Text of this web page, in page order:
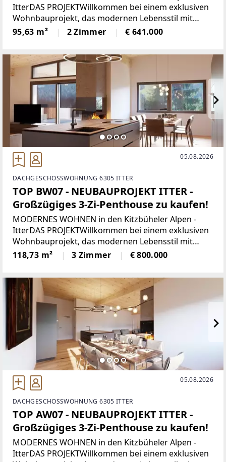
ItterDAS PROJEKTWillkommen bei einem exklusiven
Wohnbauprojekt, das modernen Lebensstil mit
alpiner Wohnqualität verbindet. In sonniger Lage
entstehen 5 architektonisch harmonisch
95,63 m² 2 Zimmer € 641.000
05.08.2026
DACHGESCHOSSWOHNUNG 6305 ITTER
TOP BW07 - NEUBAUPROJEKT ITTER -
Großzügiges 3-Zi-Penthouse zu kaufen!
MODERNES WOHNEN in den Kitzbüheler Alpen -
ItterDAS PROJEKTWillkommen bei einem exklusiven
Wohnbauprojekt, das modernen Lebensstil mit
alpiner Wohnqualität verbindet. In sonniger Lage
entstehen 5 architektonisch harmonisch
118,73 m² 3 Zimmer € 800.000
05.08.2026
DACHGESCHOSSWOHNUNG 6305 ITTER
TOP AW07 - NEUBAUPROJEKT ITTER -
Großzügiges 3-Zi-Penthouse zu kaufen!
MODERNES WOHNEN in den Kitzbüheler Alpen -
ItterDAS PROJEKTWillkommen bei einem exklusiven